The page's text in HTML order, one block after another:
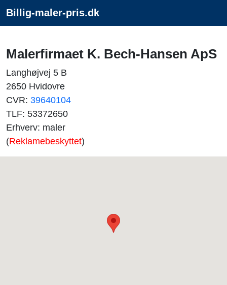
Billig-maler-pris.dk
Malerfirmaet K. Bech-Hansen ApS
Langhøjvej 5 B
2650 Hvidovre
CVR: 39640104
TLF: 53372650
Erhverv: maler
(Reklamebeskyttet)